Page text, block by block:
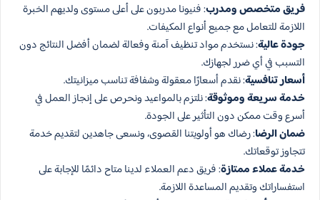
فريق متخصص ومدرب: فنيونا مدربون على أعلى مستوى ولديهم الخبرة
اللازمة للتعامل مع جميع أنواع المكيفات.
جودة عالية: نستخدم مواد تنظيف آمنة وفعالة لضمان أفضل النتائج دون
التسبب في أي ضرر لجهازك.
أسعار تنافسية: نقدم أسعارًا معقولة وشفافة تناسب ميزانيتك.
خدمة سريعة وموثوقة: نلتزم بالمواعيد ونحرص على إنجاز العمل في
أسرع وقت ممكن دون التأثير على الجودة.
ضمان الرضا: رضاك هو أولويتنا القصوى، ونسعى جاهدين لتقديم خدمة
تتجاوز توقعاتك.
خدمة عملاء ممتازة: فريق دعم العملاء لدينا متاح دائمًا للإجابة على
استفساراتك وتقديم المساعدة اللازمة.